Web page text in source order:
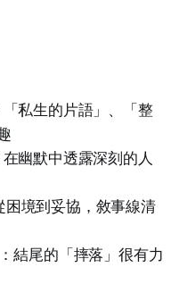
「私生的片語」、「整
在幽默中透露深刻的人
困境到妥協，敘事線清
：結尾的「摔落」很有力